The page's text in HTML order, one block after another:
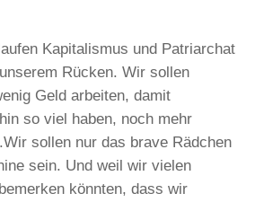
Kapitalismus und Patriarchat
Rücken. Wir sollen
Geld arbeiten, damit
so viel haben, noch mehr
sollen nur das brave Rädchen
sein. Und weil wir vielen
könnten, dass wir